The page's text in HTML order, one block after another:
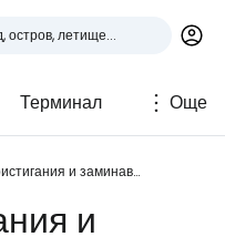
Терминал Още
Пристигания и заминавания
и